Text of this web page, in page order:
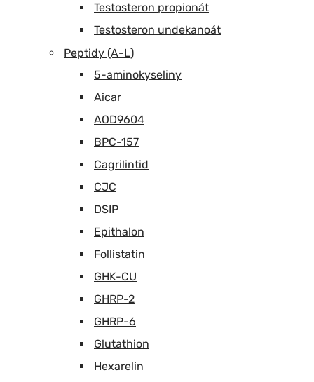
Testosteron propionát
Testosteron undekanoát
Peptidy (A-L)
5-aminokyseliny
Aicar
AOD9604
BPC-157
Cagrilintid
CJC
DSIP
Epithalon
Follistatin
GHK-CU
GHRP-2
GHRP-6
Glutathion
Hexarelin